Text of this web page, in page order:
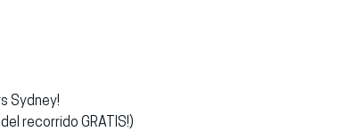
Sydney!
recorrido GRATIS!)